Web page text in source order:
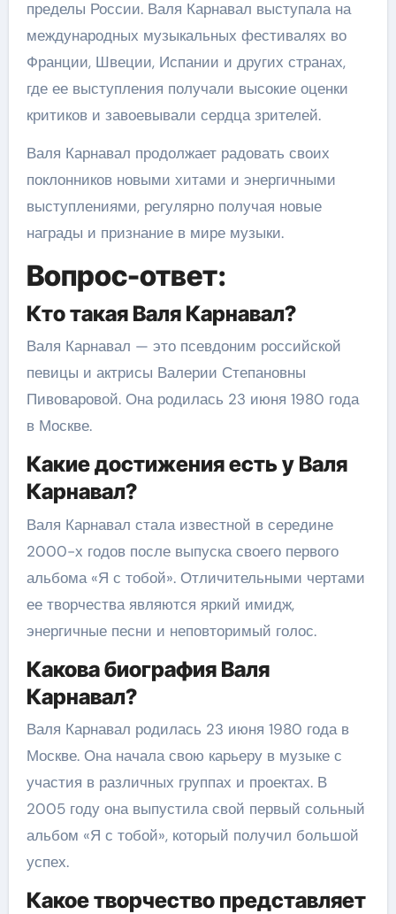
пределы России. Валя Карнавал выступала на
международных музыкальных фестивалях во
Франции, Швеции, Испании и других странах,
где ее выступления получали высокие оценки
критиков и завоевывали сердца зрителей.
Валя Карнавал продолжает радовать своих
поклонников новыми хитами и энергичными
выступлениями, регулярно получая новые
награды и признание в мире музыки.
Вопрос-ответ:
Кто такая Валя Карнавал?
Валя Карнавал — это псевдоним российской
певицы и актрисы Валерии Степановны
Пивоваровой. Она родилась 23 июня 1980 года
в Москве.
Какие достижения есть у Валя
Карнавал?
Валя Карнавал стала известной в середине
2000-х годов после выпуска своего первого
альбома «Я с тобой». Отличительными чертами
ее творчества являются яркий имидж,
энергичные песни и неповторимый голос.
Какова биография Валя
Карнавал?
Валя Карнавал родилась 23 июня 1980 года в
Москве. Она начала свою карьеру в музыке с
участия в различных группах и проектах. В
2005 году она выпустила свой первый сольный
альбом «Я с тобой», который получил большой
успех.
Какое творчество представляет